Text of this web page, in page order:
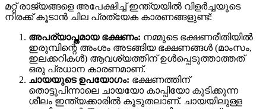
മറ്റ് രാജ്യങ്ങളെ അപേക്ഷിച്ച് ഇന്ത്യയിൽ വിളർച്ചയുടെ
നിരക്ക് കൂടാൻ ചില പ്രത്യേക കാരണങ്ങളുണ്ട്:
അപര്യാപ്തമായ ഭക്ഷണം: നമ്മുടെ ഭക്ഷണരീതിയിൽ
ഇരുമ്പിന്റെ അംശം അടങ്ങിയ ഭക്ഷണങ്ങൾ (മാംസം,
ഇലക്കറികൾ) ആവശ്യത്തിന് ഉൾപ്പെടുത്താത്തത്
ഒരു പ്രധാന കാരണമാണ്.
ചായയുടെ ഉപയോഗം: ഭക്ഷണത്തിന്
തൊട്ടുപിന്നാലെ ചായയോ കാപ്പിയോ കുടിക്കുന്ന
ശീലം ഇന്ത്യക്കാരിൽ കൂടുതലാണ്. ചായയിലുള്ള